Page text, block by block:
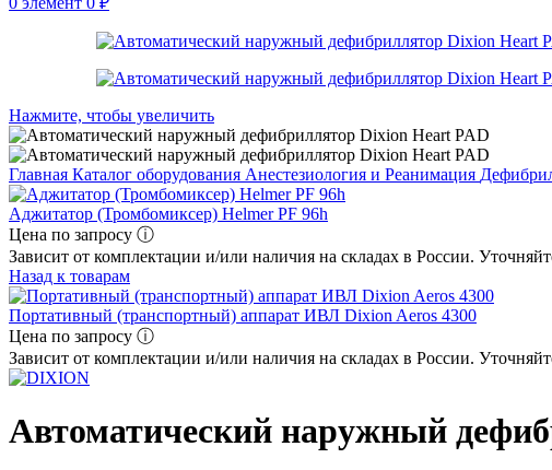
Нажмите, чтобы увеличить
Главная Каталог оборудования Анестезиология и Реанимация
Аджитатор (Тромбомиксер) Helmer PF 96h
Цена по запросу ⓘ
Зависит от комплектации и/или наличия на складах в России.
Назад к товарам
Портативный (транспортный) аппарат ИВЛ Dixion Aeros 4300
Цена по запросу ⓘ
Зависит от комплектации и/или наличия на складах в России.
Автоматический наружный